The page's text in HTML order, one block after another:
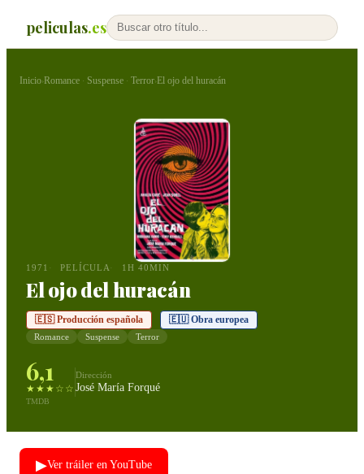
peliculas.es
Inicio›Romance · Suspense · Terror›El ojo del huracán
1971 PELÍCULA 1H 40MIN
El ojo del huracán
🇪🇸 Producción española 🇪🇺 Obra europea
Romance Suspense Terror
6,1
★★★☆☆
TMDB
Dirección
José María Forqué
▶Ver tráiler en YouTube